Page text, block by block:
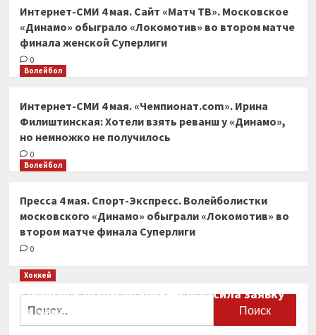
Интернет-СМИ 4 мая. Сайт «Матч ТВ». Московское
«Динамо» обыграло «Локомотив» во втором матче
финала женской Суперлиги
0
Волейбол
Интернет-СМИ 4 мая. «Чемпионат.com». Ирина
Филиштинская: Хотели взять реванш у «Динамо»,
но немножко не получилось
0
Волейбол
Пресса 4 мая. Спорт-Экспресс. Волейболистки
московского «Динамо» обыграли «Локомотив» во
втором матче финала Суперлиги
0
Хоккей
Сборная Канады по хоккею огласила заявку
на чемпионат мира